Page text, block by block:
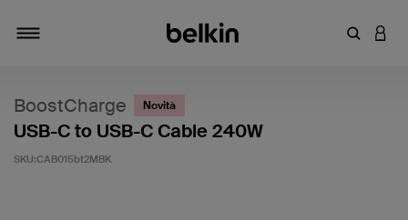
Inserisci
BoostCharge Novità
USB-C to USB-C Cable 240W
SKU:CAB015bt2MBK